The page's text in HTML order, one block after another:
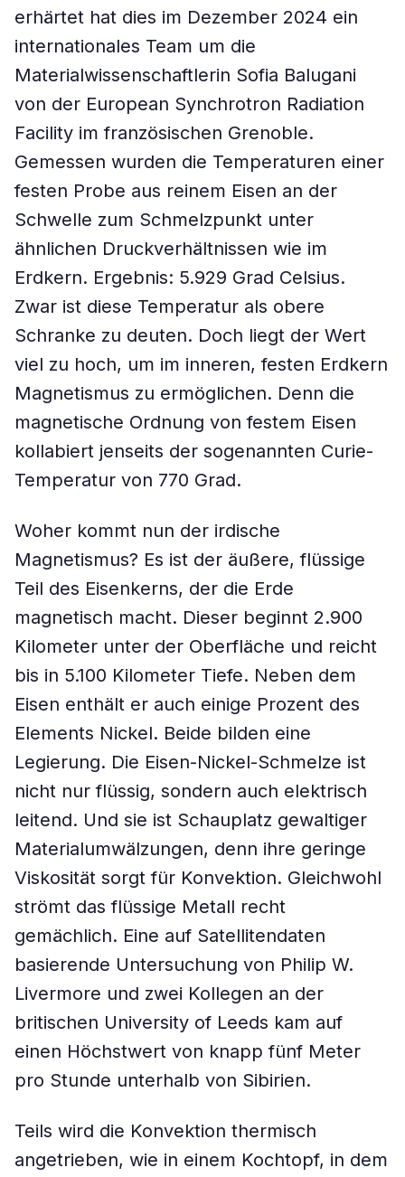
erhärtet hat dies im Dezember 2024 ein
internationales Team um die
Materialwissenschaftlerin Sofia Balugani
von der European Synchrotron Radiation
Facility im französischen Grenoble.
Gemessen wurden die Temperaturen einer
festen Probe aus reinem Eisen an der
Schwelle zum Schmelzpunkt unter
ähnlichen Druckverhältnissen wie im
Erdkern. Ergebnis: 5.929 Grad Celsius.
Zwar ist diese Temperatur als obere
Schranke zu deuten. Doch liegt der Wert
viel zu hoch, um im inneren, festen Erdkern
Magnetismus zu ermöglichen. Denn die
magnetische Ordnung von festem Eisen
kollabiert jenseits der sogenannten Curie-
Temperatur von 770 Grad.
Woher kommt nun der irdische
Magnetismus? Es ist der äußere, flüssige
Teil des Eisenkerns, der die Erde
magnetisch macht. Dieser beginnt 2.900
Kilometer unter der Oberfläche und reicht
bis in 5.100 Kilometer Tiefe. Neben dem
Eisen enthält er auch einige Prozent des
Elements Nickel. Beide bilden eine
Legierung. Die Eisen-Nickel-Schmelze ist
nicht nur flüssig, sondern auch elektrisch
leitend. Und sie ist Schauplatz gewaltiger
Materialumwälzungen, denn ihre geringe
Viskosität sorgt für Konvektion. Gleichwohl
strömt das flüssige Metall recht
gemächlich. Eine auf Satellitendaten
basierende Untersuchung von Philip W.
Livermore und zwei Kollegen an der
britischen University of Leeds kam auf
einen Höchstwert von knapp fünf Meter
pro Stunde unterhalb von Sibirien.
Teils wird die Konvektion thermisch
angetrieben, wie in einem Kochtopf, in dem